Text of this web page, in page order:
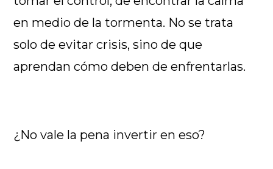
en medio de la tormenta. No se trata
solo de evitar crisis, sino de que
aprendan cómo deben de enfrentarlas.
¿No vale la pena invertir en eso?